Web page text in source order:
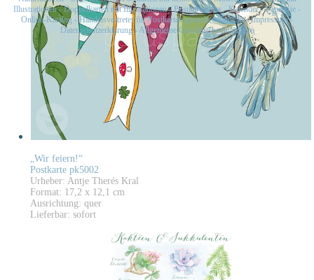
„Wir feiern!“
Postkarte pk5002
Urheber: Antje Therés Kral
Format: 17,2 x 12,1 cm
Ausrichtung: quer
Lieferbar: sofort
Illustrationen-Doppelkarten mit Illustrationen-Postkartensets-Kalender-Papeterie -
Online-Katalog -Handelsvertreter für Postkarten gesucht-Kontakt-Impressum-
Datenschutzerklärung- Allgemeine Geschäftsbedingungen